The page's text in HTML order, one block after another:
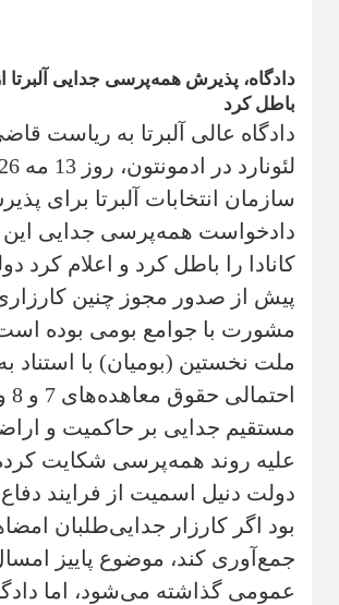
دادگاه، پذیرش همه‌پرسی جدایی آلبرتا از
باطل کرد
دادگاه عالی آلبرتا به ریاست
سازمان انتخابات آلبرتا برای
دادخواست همه‌پرسی جدایی این
کانادا را باطل کرد و اعلام کرد
پیش از صدور مجوز چنین
مشورت با جوامع بومی بوده
ملت نخستین (بومیان) با استناد
مستقیم جدایی بر حاکمیت و
علیه روند همه‌پرسی شکایت
دولت دنیل اسمیت از فرایند
بود اگر کارزار جدایی‌طلبان
جمع‌آوری کند، موضوع پاییز
عمومی گذاشته می‌شود، اما